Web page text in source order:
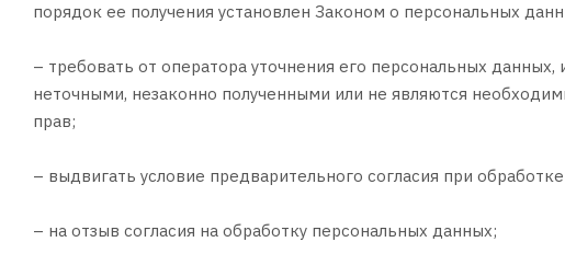
порядок ее получения установлен Законом о персональных
– требовать от оператора уточнения его персональных
неточными, незаконно полученными или не являются
прав;
– выдвигать условие предварительного согласия при
– на отзыв согласия на обработку персональных данных;